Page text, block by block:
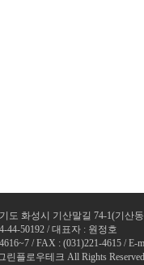
도 화성시 기산말길 74-1(기산
44-50192 / 대표자 : 원정호
/ FAX : (031)221-4615 / E-
린플로우테크 All Rights